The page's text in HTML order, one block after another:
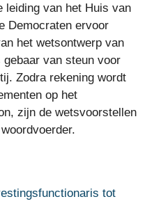
leiding van het Huis van
Democraten ervoor
het wetsontwerp van
van steun voor
Zodra rekening wordt
op het
zijn de wetsvoorstellen
tot